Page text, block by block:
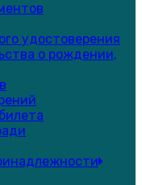
удостоверения
о рождении,